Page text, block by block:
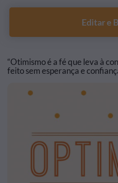
Editar e
“Otimismo é a fé que leva à
feito sem esperança e